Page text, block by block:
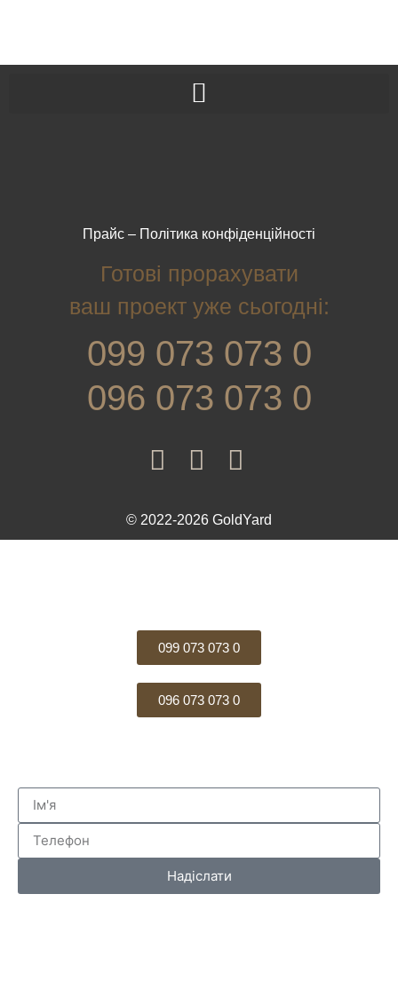
Прайс – Політика конфіденційності
Готові прорахувати
ваш проект уже сьогодні:
099 073 073 0
096 073 073 0
© 2022-2026 GoldYard
099 073 073 0
096 073 073 0
Надіслати